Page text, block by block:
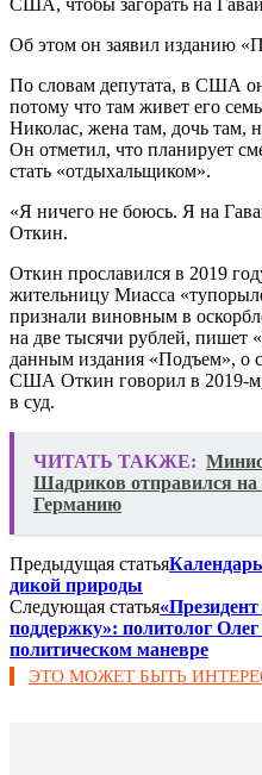
Об этом он заявил изданию
По словам депутата, в США он
потому что там живет его
Николас, жена там, дочь там,
Он отметил, что планирует
стать «отдыхальщиком».
«Я ничего не боюсь. Я на
Откин.
Откин прославился в 2019
жительницу Миасса
признали виновным в
на две тысячи рублей, пишет
данным издания «Подъем», о
США Откин говорил в 2019-м,
в суд.
ЧИТАТЬ ТАКЖЕ:
Шадриков отправился на
Германию
Предыдущая статья
дикой природы
Следующая статья
поддержку»: политолог
политическом маневре
ЭТО МОЖЕТ БЫТЬ